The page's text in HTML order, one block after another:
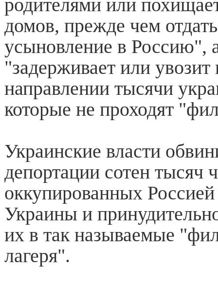
родителями или
домов, прежде чем
усыновление в Россию",
"задерживает или увозит
направлении тысячи
которые не проходят
Украинские власти
депортации сотен тысяч
оккупированных
Украины и
их в так называемые
лагеря".